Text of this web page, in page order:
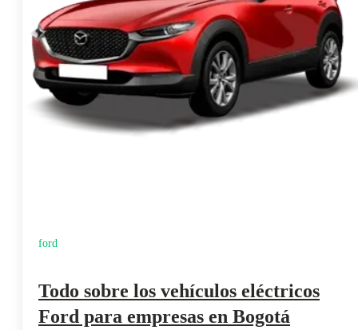
ford
Todo sobre los vehículos eléctricos
Ford para empresas en Bogotá